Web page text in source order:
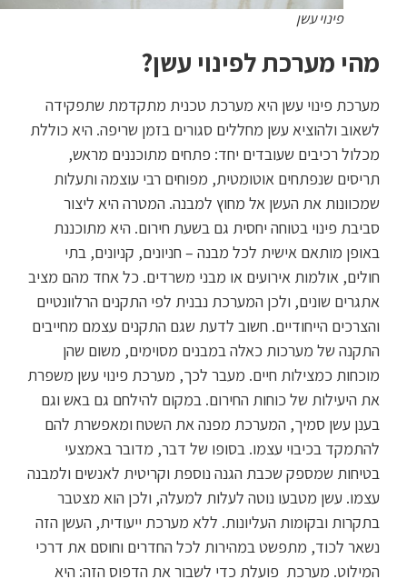
פינוי עשן
מהי מערכת לפינוי עשן?
מערכת פינוי עשן היא מערכת טכנית מתקדמת שתפקידה
לשאוב ולהוציא עשן מחללים סגורים בזמן שריפה. היא כוללת
מכלול רכיבים שעובדים יחד: פתחים מתוכננים מראש,
תריסים שנפתחים אוטומטית, מפוחים רבי עוצמה ותעלות
שמכוונות את העשן אל מחוץ למבנה. המטרה היא ליצור
סביבת פינוי בטוחה יחסית גם בשעת חירום. היא מתוכננת
באופן מותאם אישית לכל מבנה – חניונים, קניונים, בתי
חולים, אולמות אירועים או מבני משרדים. כל אחד מהם מציב
אתגרים שונים, ולכן המערכת נבנית לפי התקנים הרלוונטיים
והצרכים הייחודיים. חשוב לדעת שגם התקנים עצמם מחייבים
התקנה של מערכות כאלה במבנים מסוימים, משום שהן
מוכחות כמצילות חיים. מעבר לכך, מערכת פינוי עשן משפרת
את היעילות של כוחות החירום. במקום להילחם גם באש וגם
בענן עשן סמיך, המערכת מפנה את השטח ומאפשרת להם
להתמקד בכיבוי עצמו. בסופו של דבר, מדובר באמצעי
בטיחות שמספק שכבת הגנה נוספת וקריטית לאנשים ולמבנה
עצמו. עשן מטבעו נוטה לעלות למעלה, ולכן הוא מצטבר
בתקרות ובקומות העליונות. ללא מערכת ייעודית, העשן הזה
נשאר לכוד, מתפשט במהירות לכל החדרים וחוסם את דרכי
המילוט. מערכת פועלת כדי לשבור את הדפוס הזה: היא